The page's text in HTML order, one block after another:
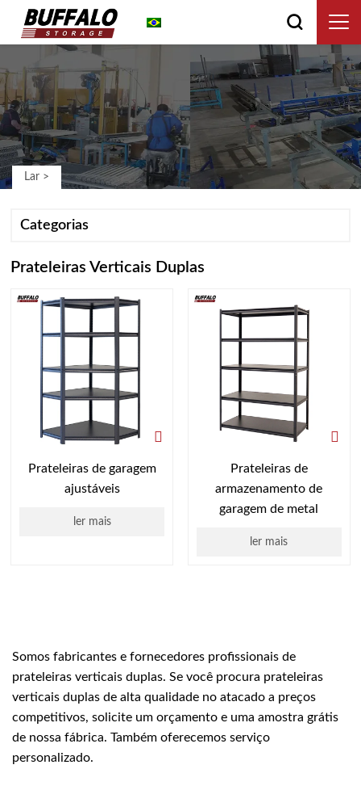
Lar >
Categorias
Prateleiras Verticais Duplas
Prateleiras de garagem
ajustáveis
ler mais
Prateleiras de
armazenamento de
garagem de metal
ler mais
Somos fabricantes e fornecedores profissionais de
prateleiras verticais duplas. Se você procura prateleiras
verticais duplas de alta qualidade no atacado a preços
competitivos, solicite um orçamento e uma amostra grátis
de nossa fábrica. Também oferecemos serviço
personalizado.